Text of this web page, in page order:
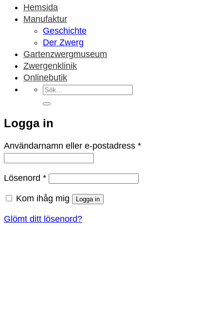
Hemsida
Manufaktur
Geschichte
Der Zwerg
Gartenzwergmuseum
Zwergenklinik
Onlinebutik
Sök
efter:
Logga in
Användarnamn eller e-postadress *Obligatoriskt
Lösenord *Obligatoriskt
Kom ihåg mig Logga in
Glömt ditt lösenord?